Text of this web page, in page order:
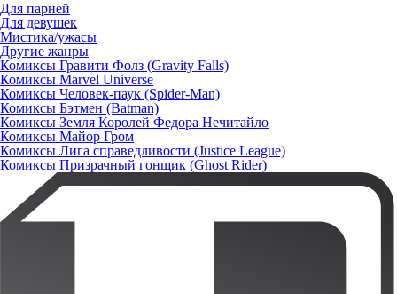
Для парней
Для девушек
Мистика/ужасы
Другие жанры
Комиксы Гравити Фолз (Gravity Falls)
Комиксы Marvel Universe
Комиксы Человек-паук (Spider-Man)
Комиксы Бэтмен (Batman)
Комиксы Земля Королей Федора Нечитайло
Комиксы Майор Гром
Комиксы Лига справедливости (Justice League)
Комиксы Призрачный гонщик (Ghost Rider)